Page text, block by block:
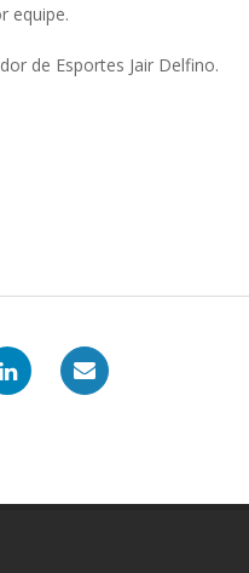
equipe.
de Esportes Jair Delfino.